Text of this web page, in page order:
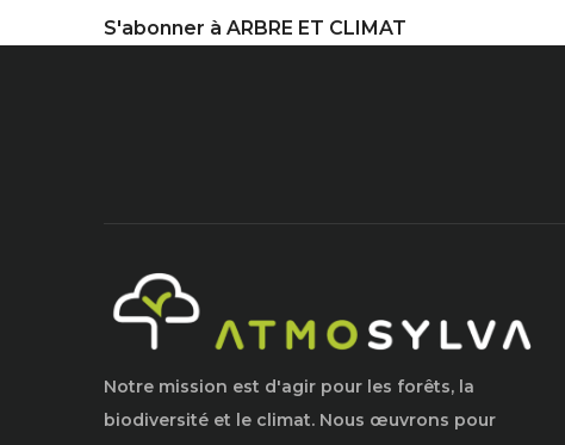
S'abonner à ARBRE ET CLIMAT
Notre mission est d'agir pour les forêts, la
biodiversité et le climat. Nous œuvrons pour